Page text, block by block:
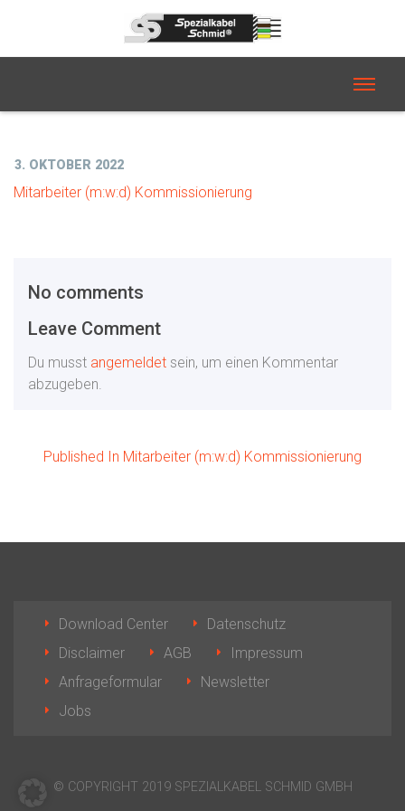
3. OKTOBER 2022
Mitarbeiter (m:w:d) Kommissionierung
No comments
Leave Comment
Du musst angemeldet sein, um einen Kommentar
abzugeben.
Published In Mitarbeiter (m:w:d) Kommissionierung
Download Center
Datenschutz
Disclaimer
AGB
Impressum
Anfrageformular
Newsletter
Jobs
© COPYRIGHT 2019 SPEZIALKABEL SCHMID GMBH